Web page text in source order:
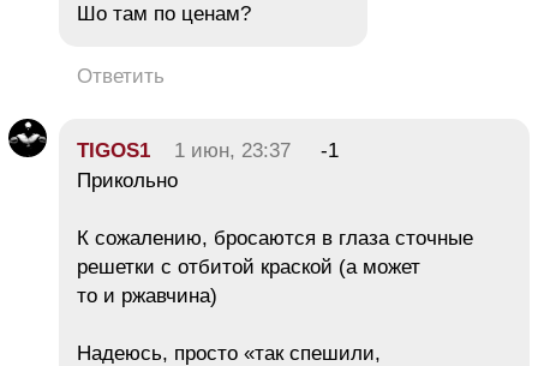
Шо там по ценам?
Ответить
TIGOS1 1 июн, 23:37
-1
Прикольно
К сожалению, бросаются в глаза сточные
решетки с отбитой краской (а может
то и ржавчина)
Надеюсь, просто «так спешили,